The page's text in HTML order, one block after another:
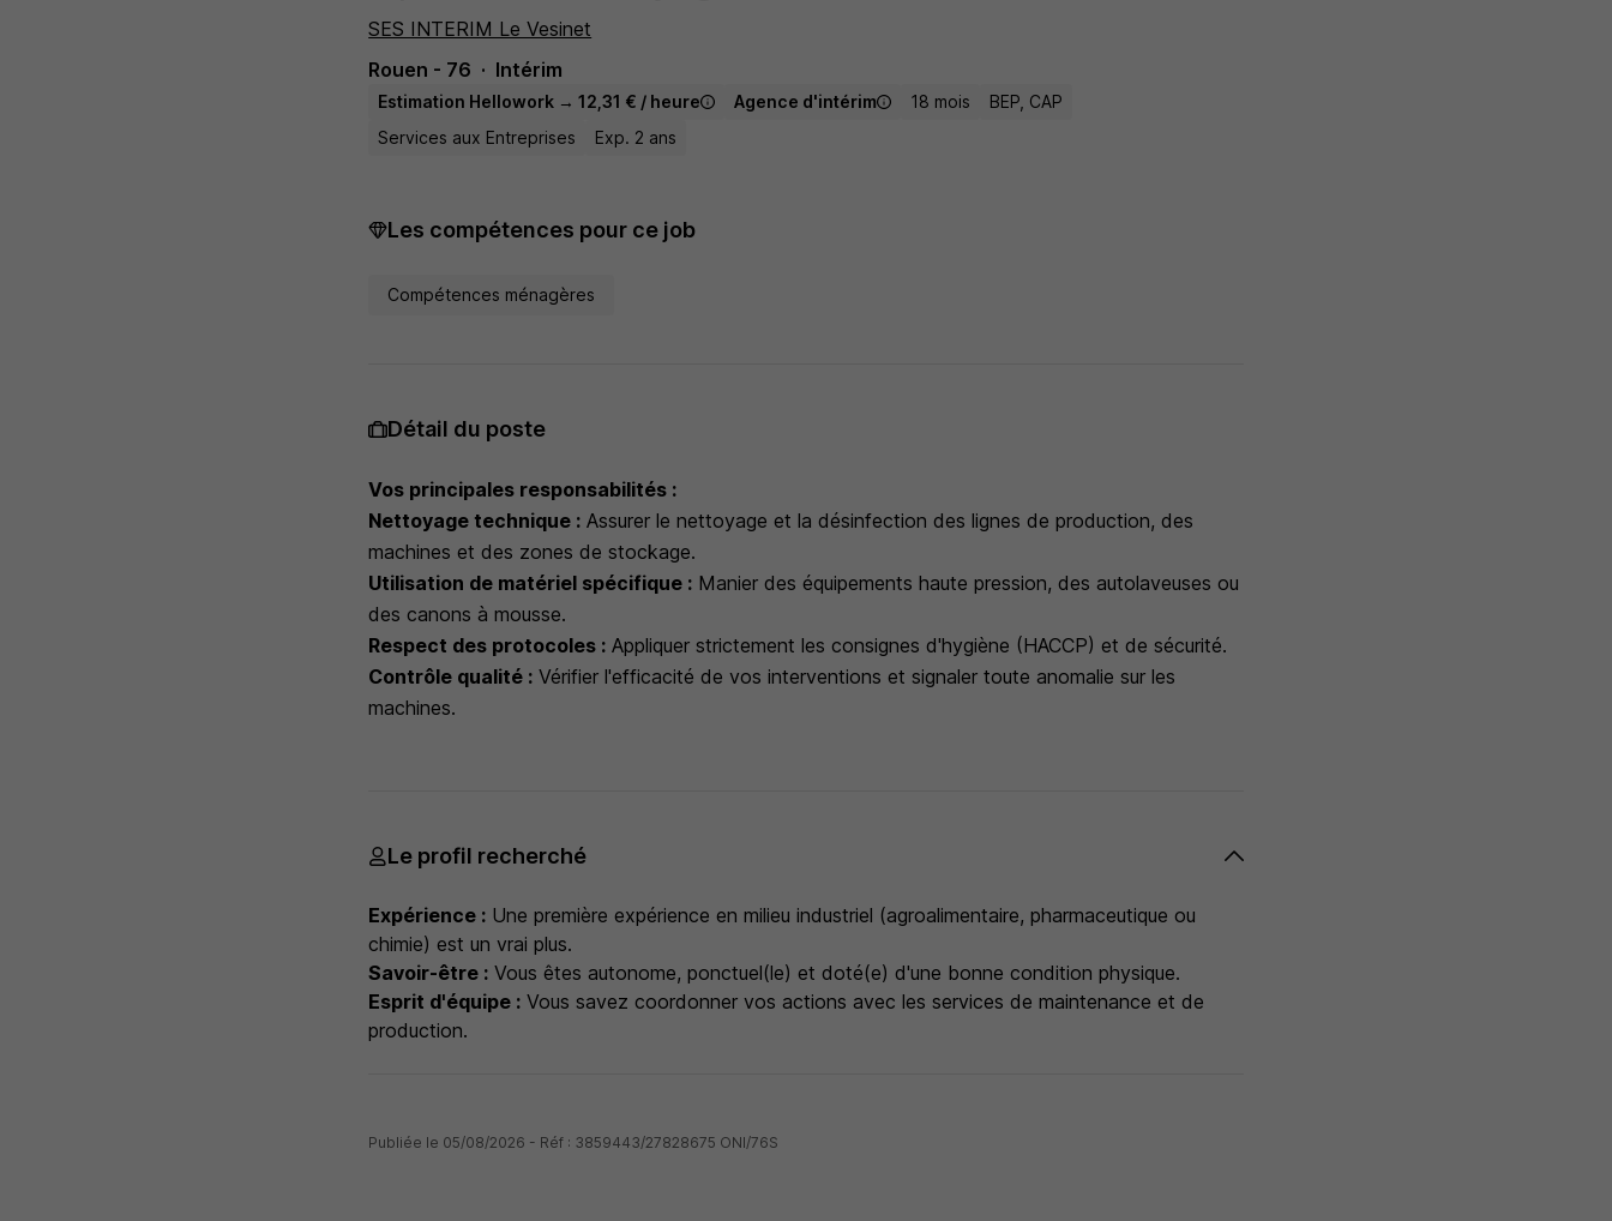
SES INTERIM Le Vesinet
Rouen - 76
Intérim
Estimation Hellowork → 12,31 € / heure Agence d'intérim 18 mois
BEP, CAP
Services aux Entreprises
Exp. 2 ans
Les compétences pour ce job
Compétences ménagères
Détail du poste
Vos principales responsabilités :
Nettoyage technique : Assurer le nettoyage et la désinfection des lignes de production, des
machines et des zones de stockage.
Utilisation de matériel spécifique : Manier des équipements haute pression, des autolaveuses ou
des canons à mousse.
Respect des protocoles : Appliquer strictement les consignes d'hygiène (HACCP) et de sécurité.
Contrôle qualité : Vérifier l'efficacité de vos interventions et signaler toute anomalie sur les
machines.
Le profil recherché
Expérience : Une première expérience en milieu industriel (agroalimentaire, pharmaceutique ou
chimie) est un vrai plus.
Savoir-être : Vous êtes autonome, ponctuel(le) et doté(e) d'une bonne condition physique.
Esprit d'équipe : Vous savez coordonner vos actions avec les services de maintenance et de
production.
Publiée le 05/08/2026 - Réf : 3859443/27828675 ONI/76S